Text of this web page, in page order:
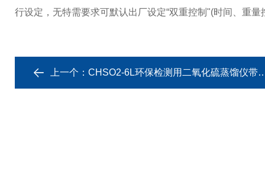
行设定，无特需要求可默认出厂设定“双重控制"(时间、重
上一个： CHSO2-6L环保检测用二氧化硫蒸馏仪带磁力搅拌